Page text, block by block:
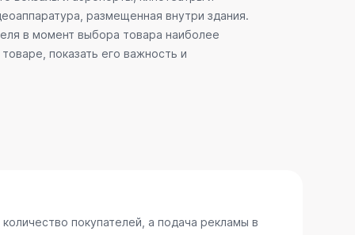
размещенная внутри здания.
в момент выбора товара наиболее
показать его важность и
покупателей, а подача рекламы в